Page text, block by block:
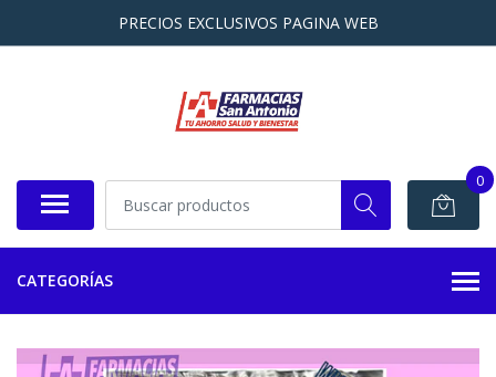
PRECIOS EXCLUSIVOS PAGINA WEB
0
CATEGORÍAS